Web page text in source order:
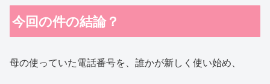
今回の件の結論？
母の使っていた電話番号を、誰かが新しく使い始め、